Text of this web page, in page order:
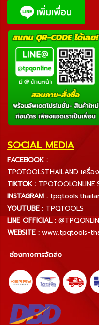
SOCIAL MEDIA
FACEBOOK :
TPQTOOLSTHAILAND เครื่
TIKTOK :
INSTAGRAM :
YOUTUBE : TPQTOOLS
LINE OFFICIAL :
WEBSITE : www.tpqtools-
ช่องทางการจัดส่ง